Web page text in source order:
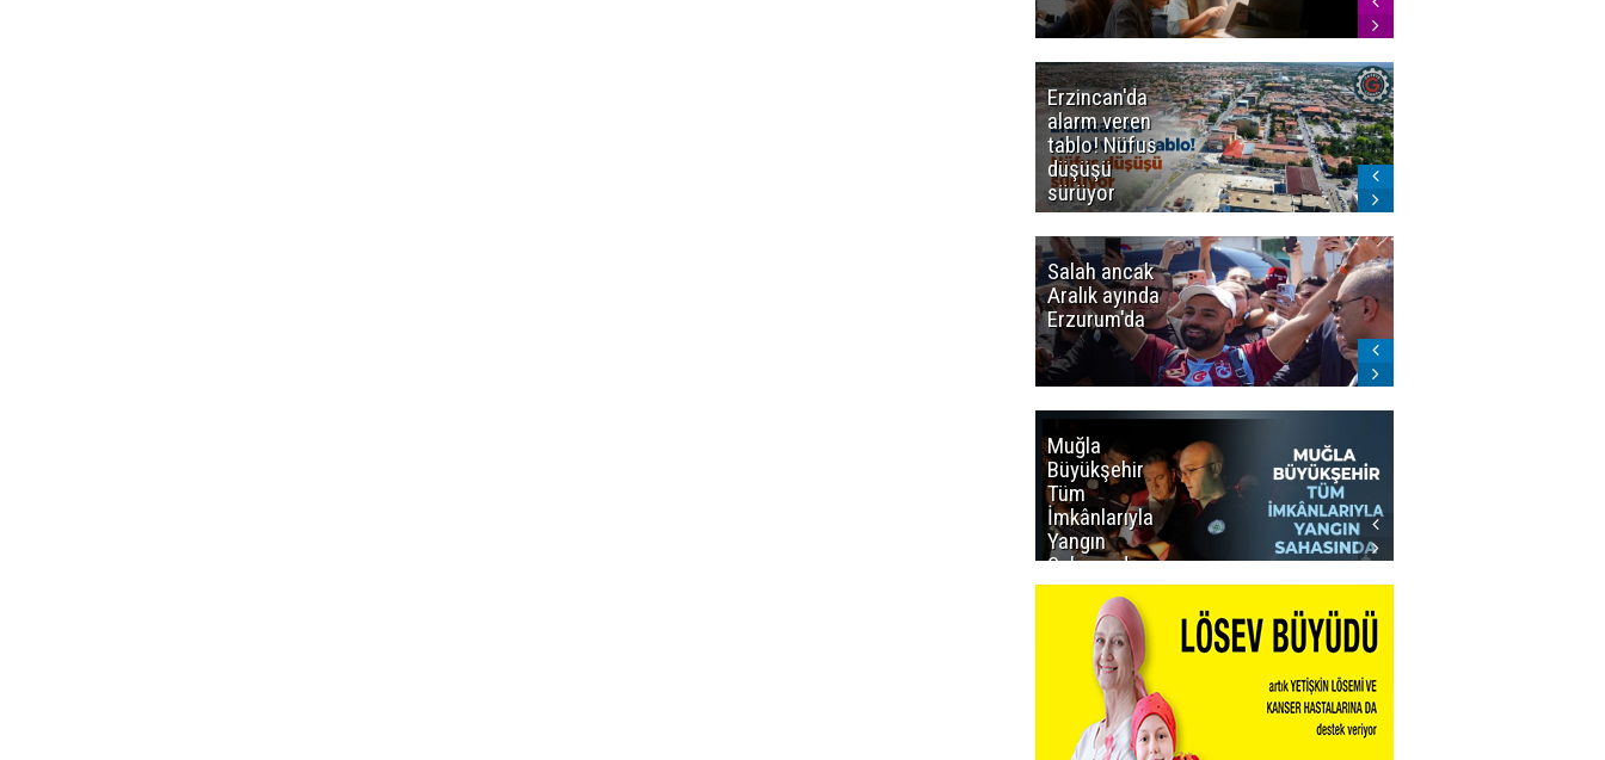
Erzincan'da
alarm veren
tablo! Nüfus
düşüşü
sürüyor
Salah ancak
Aralık ayında
Erzurum'da
Muğla
Büyükşehir
Tüm
İmkânlarıyla
Yangın
Sahasında